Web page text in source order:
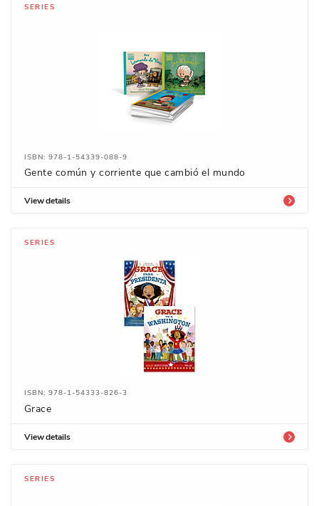
SERIES
ISBN: 978-1-54339-088-9
Gente común y corriente que cambió el mundo
View details
SERIES
ISBN: 978-1-54333-826-3
Grace
View details
SERIES